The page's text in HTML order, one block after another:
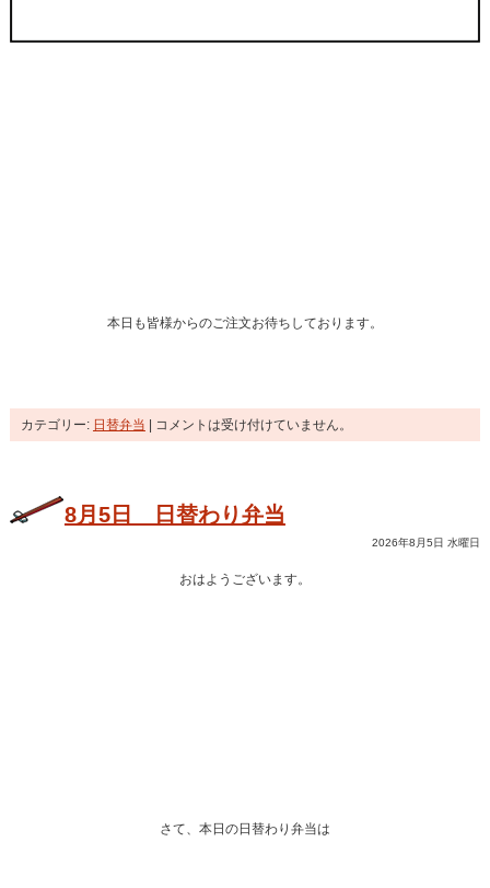
本日も皆様からのご注文お待ちしております。
カテゴリー: 日替弁当 コメントは受け付けていません。
8月5日 日替わり弁当
2026年8月5日 水曜日
おはようございます。
さて、本日の日替わり弁当は